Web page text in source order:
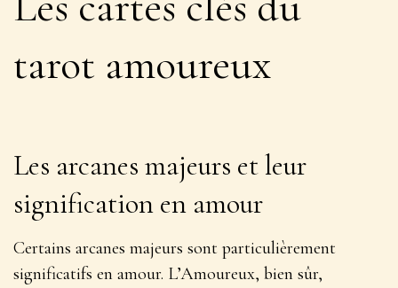
tarot amoureux
Les arcanes majeurs et leur
signification en amour
Certains arcanes majeurs sont particulièrement
significatifs en amour. L’Amoureux, bien sûr,